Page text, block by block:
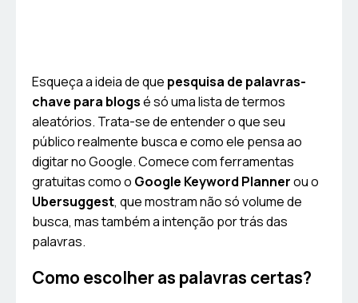
Esqueça a ideia de que pesquisa de palavras-
chave para blogsé só uma lista de termos
aleatórios. Trata-se de entender o que seu
público realmente busca e como ele pensa ao
digitar no Google. Comece com ferramentas
gratuitas como o Google Keyword Plannerou o
Ubersuggest, que mostram não só volume de
busca, mas também a intenção por trás das
palavras.
Como escolher as palavras certas?